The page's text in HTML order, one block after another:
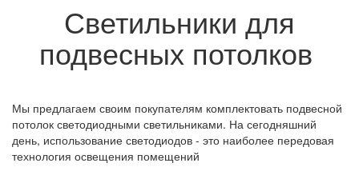
Светильники для
подвесных потолков
Мы предлагаем своим покупателям комплектовать подвесной
потолок светодиодными светильниками. На сегодняшний
день, использование светодиодов - это наиболее передовая
технология освещения помещений